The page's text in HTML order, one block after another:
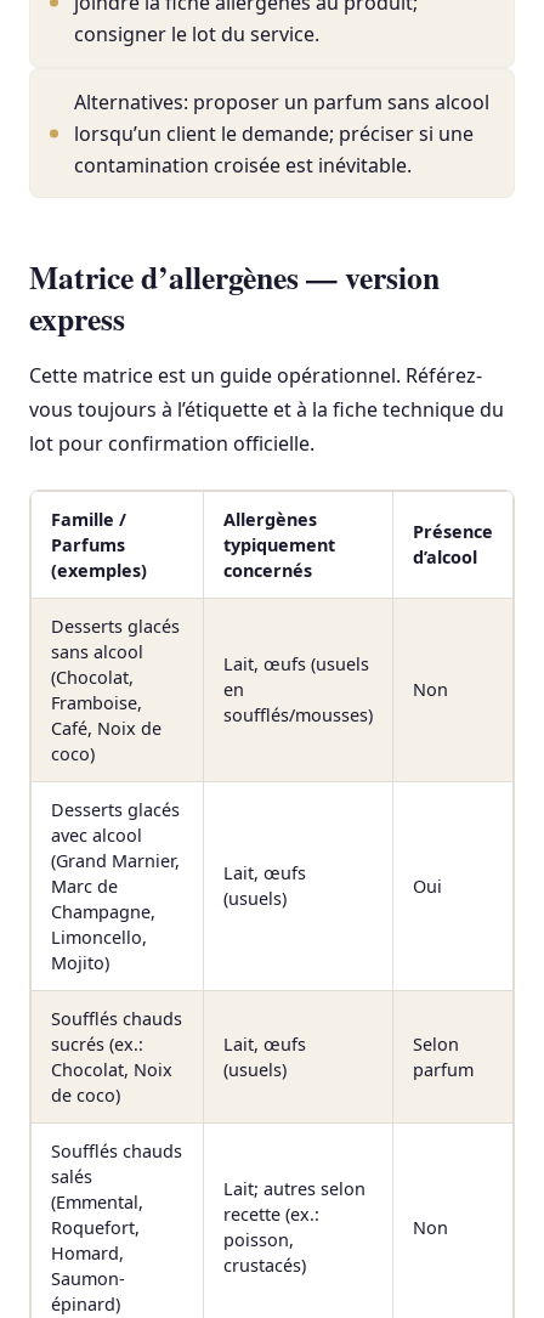
consigner le lot du service.
Alternatives: proposer un parfum sans alcool
lorsqu’un client le demande; préciser si une
contamination croisée est inévitable.
Matrice d’allergènes — version
express
Cette matrice est un guide opérationnel. Référez-
vous toujours à l’étiquette et à la fiche technique du
lot pour confirmation officielle.
Famille /
Parfums
(exemples)
Allergènes
typiquement
concernés
Présence
d’alcool
Desserts glacés
sans alcool
(Chocolat,
Framboise,
Café, Noix de
coco)
Lait, œufs (usuels
en
soufflés/mousses)
Non
Desserts glacés
avec alcool
(Grand Marnier,
Marc de
Champagne,
Limoncello,
Mojito)
Lait, œufs
(usuels)
Oui
Soufflés chauds
sucrés (ex.:
Chocolat, Noix
de coco)
Lait, œufs
(usuels)
Selon
parfum
Soufflés chauds
salés
(Emmental,
Roquefort,
Homard,
Saumon-
épinard)
Lait; autres selon
recette (ex.:
poisson,
crustacés)
Non